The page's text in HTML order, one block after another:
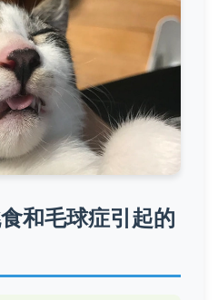
和毛球症引起的